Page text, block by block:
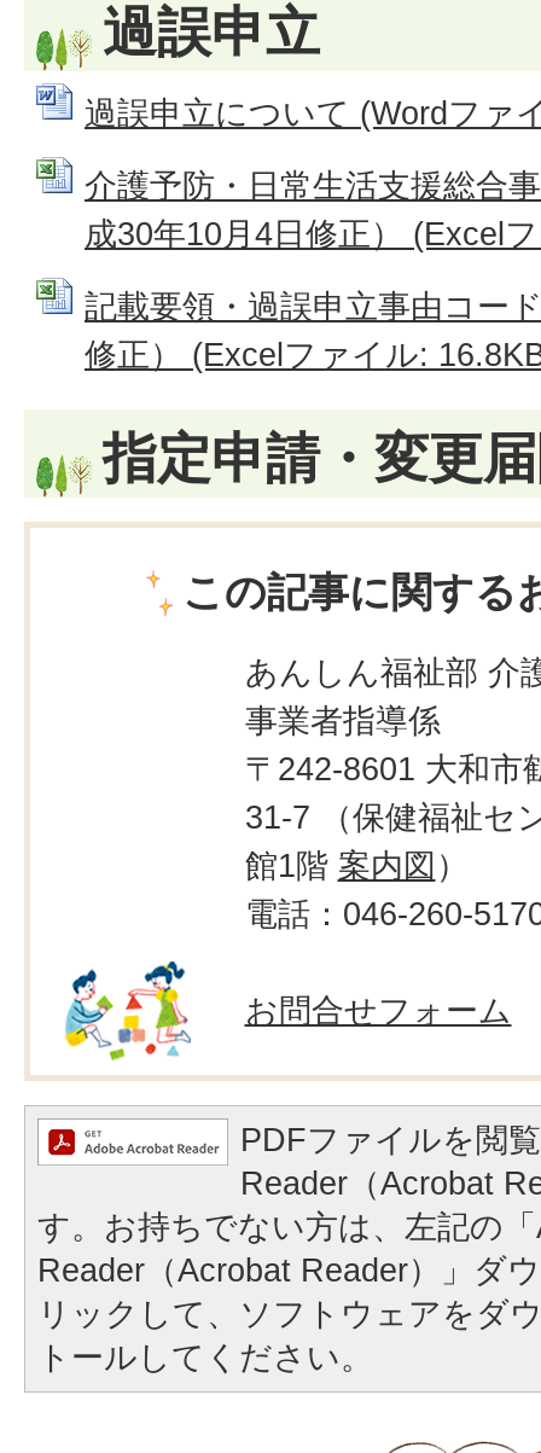
過誤申立
過誤申立について (Wordファ
介護予防・日常生活支援総合
成30年10月4日修正） (Excel
記載要領・過誤申立事由コー
修正） (Excelファイル:
指定申請・変更
この記事に関する
あんしん福祉部 介
事業者指導係
〒242-8601 大和市
31-7 （保健福祉セ
館1階 案内図 ）
電話：046-260-
お問合せフォーム
PDFファイルを閲
Reader（Acrobat
す。お持ちでない方は、左記の
Reader（Acrobat Reader）」ダ
リックして、ソフトウェアをダ
トールしてください。